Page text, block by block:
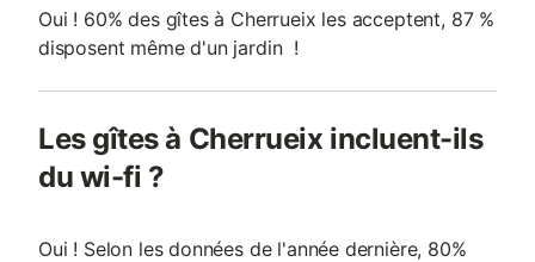
Oui ! 60% des gîtes à Cherrueix les acceptent, 87 %
disposent même d'un jardin !
Les gîtes à Cherrueix incluent-ils
du wi-fi ?
Oui ! Selon les données de l'année dernière, 80%